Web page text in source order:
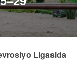
Ligasida